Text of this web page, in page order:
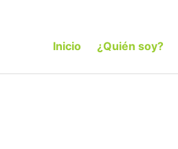
Inicio ¿Quién soy?